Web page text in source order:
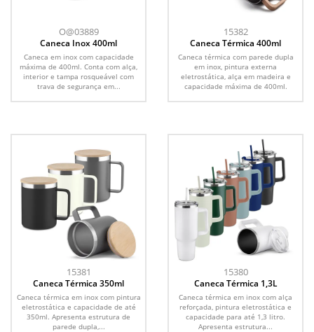
O@03889
Caneca Inox 400ml
Caneca em inox com capacidade
máxima de 400ml. Conta com alça,
interior e tampa rosqueável com
trava de segurança em...
15382
Caneca Térmica 400ml
Caneca térmica com parede dupla
em inox, pintura externa
eletrostática, alça em madeira e
capacidade máxima de 400ml.
15381
Caneca Térmica 350ml
Caneca térmica em inox com pintura
eletrostática e capacidade de até
350ml. Apresenta estrutura de
parede dupla,...
15380
Caneca Térmica 1,3L
Caneca térmica em inox com alça
reforçada, pintura eletrostática e
capacidade para até 1,3 litro.
Apresenta estrutura...